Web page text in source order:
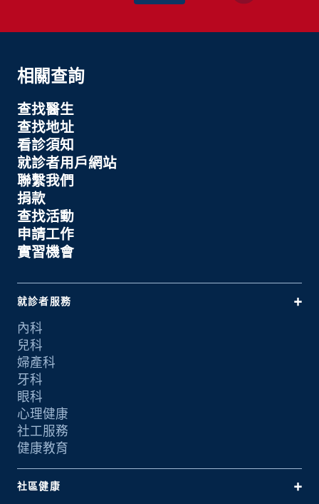
相關查詢
查找醫生
查找地址
看診須知
就診者用戶網站
聯繫我們
捐款
查找活動
申請工作
實習機會
就診者服務
內科
兒科
婦產科
牙科
眼科
心理健康
社工服務
健康教育
社區健康